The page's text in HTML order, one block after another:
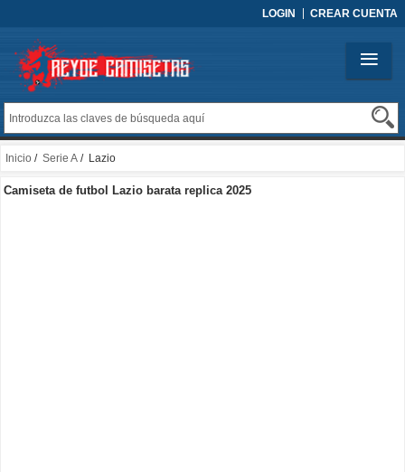
LOGIN CREAR CUENTA
Inicio / Serie A / Lazio
Camiseta de futbol Lazio barata replica 2025